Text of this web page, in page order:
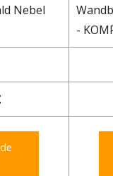
Nebel
-